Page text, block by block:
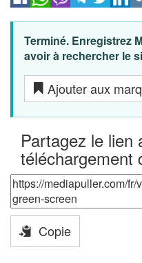
Terminé. Enregistrez
avoir à rechercher le
Ajouter aux
Partagez le lien
téléchargement
Copie